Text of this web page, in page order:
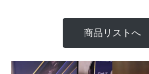
商品リストへ